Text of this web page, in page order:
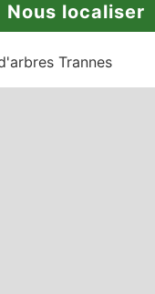
Nous localiser
Trannes